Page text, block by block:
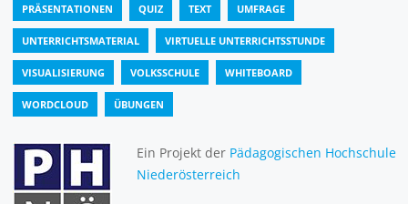
PRÄSENTATIONEN QUIZ TEXT UMFRAGE
UNTERRICHTSMATERIAL VIRTUELLE UNTERRICHTSSTUNDE
VISUALISIERUNG VOLKSSCHULE WHITEBOARD
WORDCLOUD ÜBUNGEN
Ein Projekt der Pädagogischen Hochschule
Niederösterreich